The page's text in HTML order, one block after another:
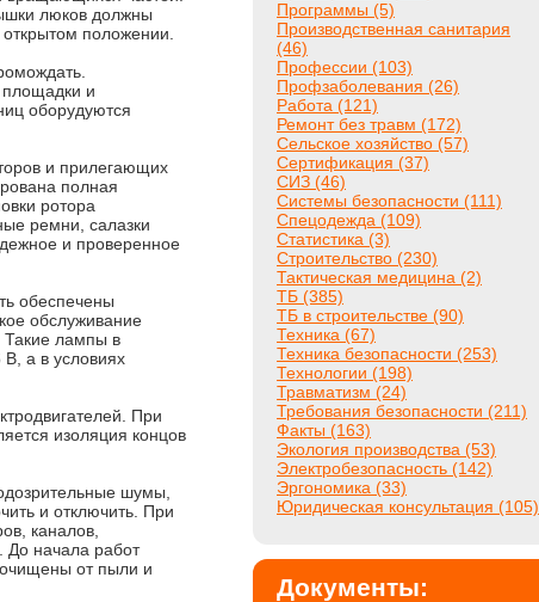
люков должны
положении.
и
оборудуются
и прилегающих
полная
ротора
ремни, салазки
и проверенное
обеспечены
обслуживание
Такие лампы в
а в условиях
При
изоляция концов
шумы,
и отключить. При
каналов,
До начала работ
от пыли и
Программы (5)
Производственная санитария
(46)
Профессии (103)
Профзаболевания (26)
Работа (121)
Ремонт без травм (172)
Сельское хозяйство (57)
Сертификация (37)
СИЗ (46)
Системы безопасности (111)
Спецодежда (109)
Статистика (3)
Строительство (230)
Тактическая медицина (2)
ТБ (385)
ТБ в строительстве (90)
Техника (67)
Техника безопасности (253)
Технологии (198)
Травматизм (24)
Требования безопасности (211)
Факты (163)
Экология производства (53)
Электробезопасность (142)
Эргономика (33)
Юридическая консультация (105)
Документы: